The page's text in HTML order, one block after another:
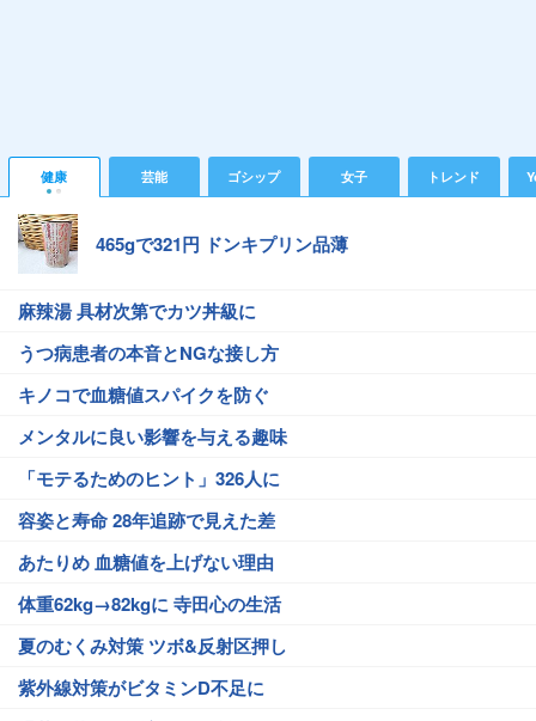
健康 芸能 ゴシップ 女子 トレンド
465gで321円 ドンキプリン品薄
麻辣湯 具材次第でカツ丼級に
うつ病患者の本音とNGな接し方
キノコで血糖値スパイクを防ぐ
メンタルに良い影響を与える趣味
「モテるためのヒント」326人に
容姿と寿命 28年追跡で見えた差
あたりめ 血糖値を上げない理由
体重62kg→82kgに 寺田心の生活
夏のむくみ対策 ツボ&反射区押し
紫外線対策がビタミンD不足に